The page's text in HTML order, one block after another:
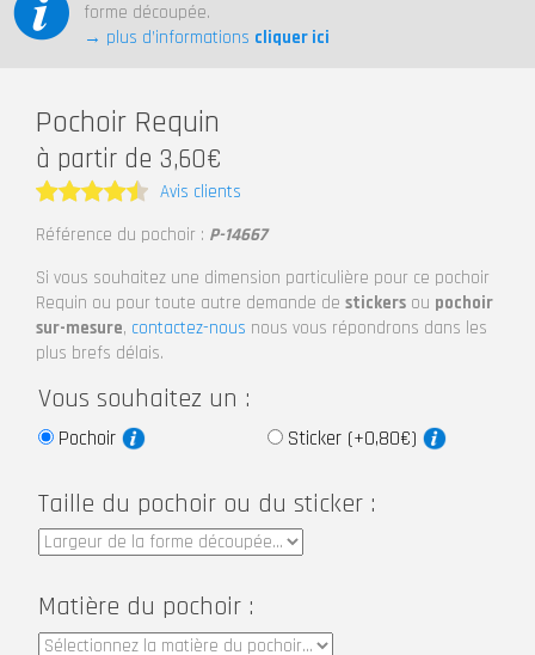
forme découpée.
→ plus d’informations cliquer ici
Pochoir Requin
à partir de 3,60€
Note4.5
Avis clients
Référence du pochoir : P-14667
Si vous souhaitez une dimension particulière pour ce pochoir
Requin ou pour toute autre demande de stickers ou pochoir
sur-mesure, contactez-nous nous vous répondrons dans les
plus brefs délais.
Vous souhaitez un :
Pochoir Sticker (+0,80€)
Taille du pochoir ou du sticker :
Matière du pochoir :